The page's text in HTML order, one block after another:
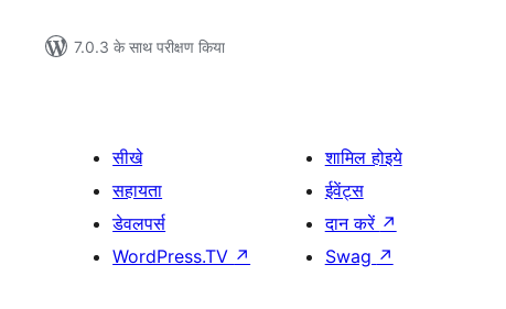
7.0.3 के साथ परीक्षण किया
सीखे
सहायता
डेवलपर्स
WordPress.TV ↗
शामिल होइये
ईवेंट्स
दान करें ↗
Swag ↗